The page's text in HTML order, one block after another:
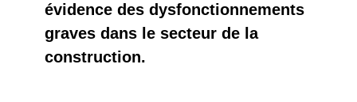
évidence des dysfonctionnements
graves dans le secteur de la
construction.